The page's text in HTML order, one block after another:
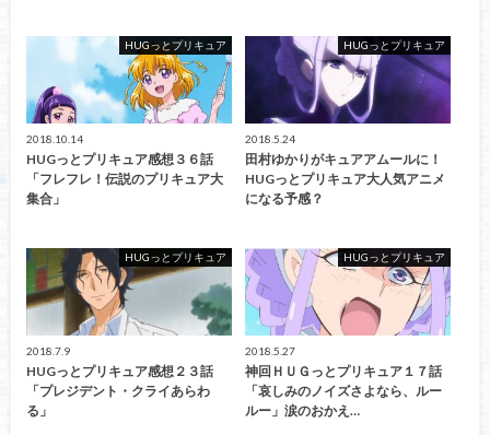
HUGっとプリキュア
2018.10.14
HUGっとプリキュア感想３６話
「フレフレ！伝説のプリキュア大
集合」
HUGっとプリキュア
2018.5.24
田村ゆかりがキュアアムールに！
HUGっとプリキュア大人気アニメ
になる予感？
HUGっとプリキュア
2018.7.9
HUGっとプリキュア感想２３話
「プレジデント・クライあらわ
る」
HUGっとプリキュア
2018.5.27
神回ＨＵＧっとプリキュア１７話
「哀しみのノイズさよなら、ルー
ルー」涙のおかえ…